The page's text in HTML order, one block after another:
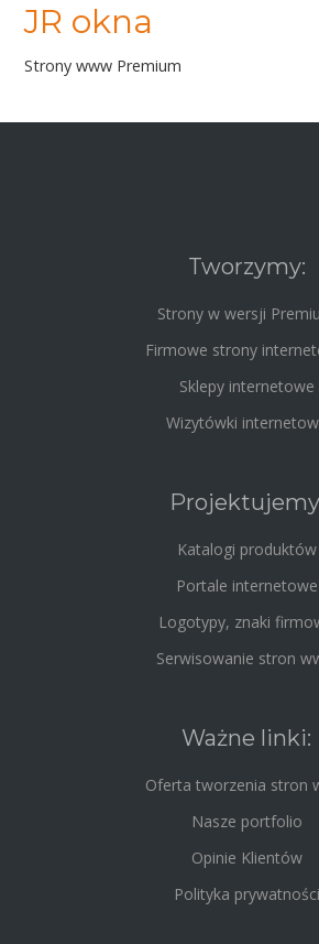
JR okna
Strony www Premium
Tworzymy:
Strony w wersji
Firmowe strony
Sklepy internetowe
Wizytówki
Katalogi produktów
Portale internetowe
Logotypy, znaki
Serwisowanie stron
Ważne linki:
Oferta tworzenia stron
Nasze portfolio
Opinie Klientów
Polityka prywatności